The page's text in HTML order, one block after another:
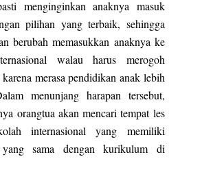
menginginkan anaknya masuk
pilihan yang terbaik, sehingga
berubah memasukkan anaknya ke
walau harus merogoh
merasa pendidikan anak lebih
menunjang harapan tersebut,
orangtua akan mencari tempat les
internasional yang memiliki
sama dengan kurikulum di